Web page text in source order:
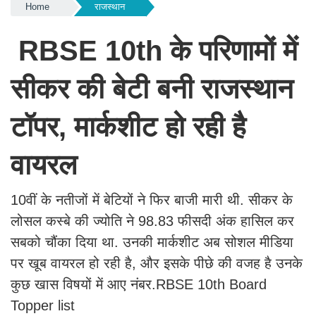
Home राजस्थान
RBSE 10th के परिणामों में
सीकर की बेटी बनी राजस्थान
टॉपर, मार्कशीट हो रही है
वायरल
10वीं के नतीजों में बेटियों ने फिर बाजी मारी थी. सीकर के
लोसल कस्बे की ज्योति ने 98.83 फीसदी अंक हासिल कर
सबको चौंका दिया था. उनकी मार्कशीट अब सोशल मीडिया
पर खूब वायरल हो रही है, और इसके पीछे की वजह है उनके
कुछ खास विषयों में आए नंबर.RBSE 10th Board
Topper list